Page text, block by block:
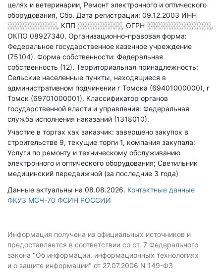
целях и ветеринарии, Ремонт электронного и оптического
оборудования, Сбо. Дата регистрации: 09.12.2003 ИНН
░░░░░░░░░░, КПП ░░░░░░░░░, ОГРН ░░░░░░░░░░░░░,
ОКПО 08927340. Организационно-правовая форма:
Федеральное государственное казенное учреждение
(75104). Форма собственности: Федеральная
собственность (12). Территориальная принадлежность:
Сельские населенные пункты, находящиеся в
административном подчинении г Томска (69401000000), г
Томск (69701000001). Классификатор органов
государственной власти и управления: Федеральная
служба исполнения наказаний (1318010).
Участие в торгах как заказчик: завершено закупок в
строительстве 9, текущие торги 1, компания закупала:
Услуги по ремонту и техническому обслуживанию
электронного и оптического оборудования; Светильник
медицинский передвижной (за последние 3 года)
Данные актуальны на 08.08.2026. Контактные данные
ФКУЗ МСЧ-70 ФСИН РОССИИ
Информация получена из официальных источников и
предоставляется в соответствии со ст. 7 Федерального
закона "Об информации, информационных технологиях
и о защите информации" от 27.07.2006 N 149-ФЗ